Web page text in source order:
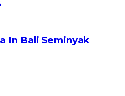
In Bali Seminyak